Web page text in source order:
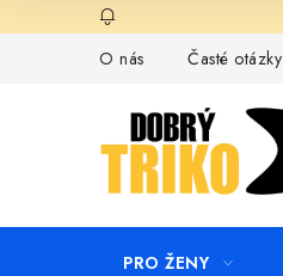
na
O nás
Časté otázky
PRO ŽENY